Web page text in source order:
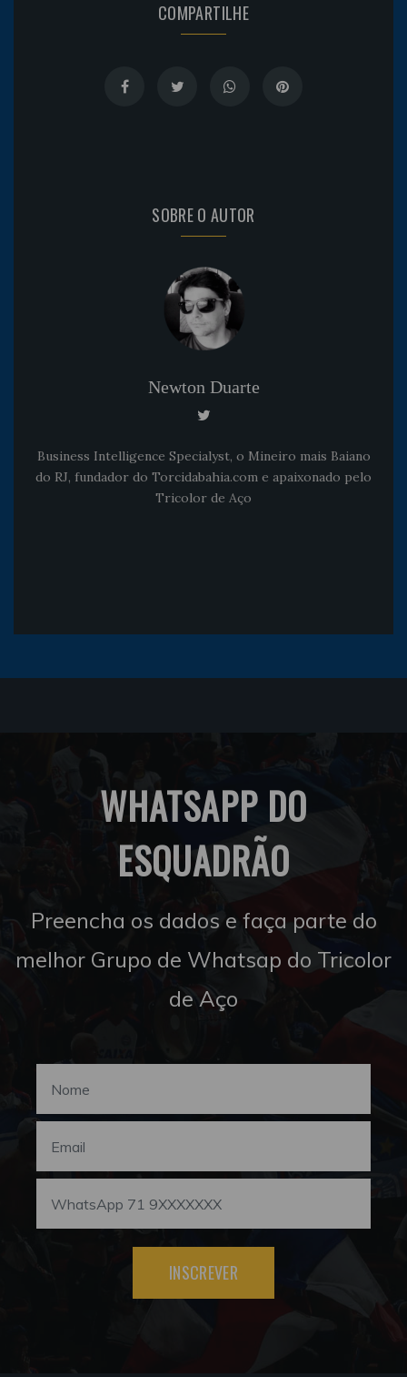
COMPARTILHE
SOBRE O AUTOR
Newton Duarte
Business Intelligence Specialyst, o Mineiro mais Baiano
do RJ, fundador do Torcidabahia.com e apaixonado pelo
Tricolor de Aço
WHATSAPP DO
ESQUADRÃO
Preencha os dados e faça parte do
melhor Grupo de Whatsap do Tricolor
de Aço
INSCREVER